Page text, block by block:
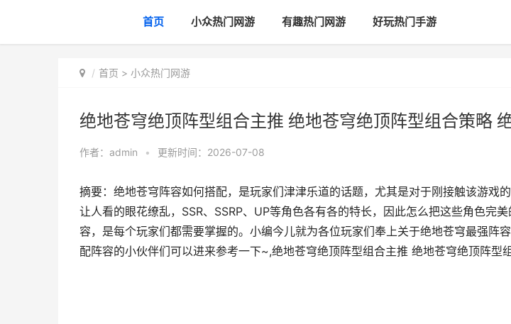
首页 小众热门网游 有趣热门网游 好玩热门手游
首页 > 小众热门网游
绝地苍穹绝顶阵型组合主推 绝地苍穹绝顶阵型组合策略
作者： admin • 更新时间：2026-07-08
摘要：绝地苍穹阵容如何搭配，是玩家们津津乐道的话题，尤其是对于刚接触该游戏
让人看的眼花缭乱，SSR、SSRP、UP等角色各有各的特长，因此怎么把这些角色完
容，是每个玩家们都需要掌握的。小编今儿就为各位玩家们奉上关于绝地苍穹最强阵
配阵容的小伙伴们可以进来参考一下~,绝地苍穹绝顶阵型组合主推 绝地苍穹绝顶阵型